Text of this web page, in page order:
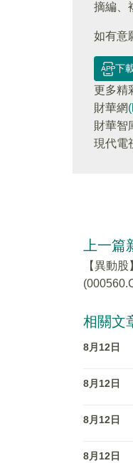
摘編、
如有意
下
更多精
財華網
財華智
現代電
上一篇
【異動
相關文
8月12日
8月12日
8月12日
8月12日